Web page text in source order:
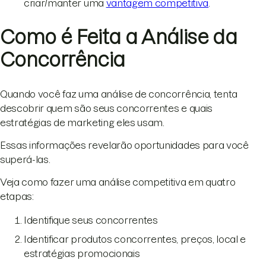
criar/manter uma vantagem competitiva
Como é Feita a Análise da
Concorrência
Quando você faz uma análise de concorrência, tenta
descobrir quem são seus concorrentes e quais
estratégias de marketing eles usam.
Essas informações revelarão oportunidades para você
superá-las.
Veja como fazer uma análise competitiva em quatro
etapas:
Identifique seus concorrentes
Identificar produtos concorrentes, preços, local e
estratégias promocionais